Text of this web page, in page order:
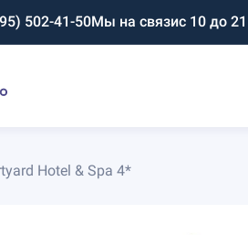
502-41-50Мы на связис 10 до 21
Hotel & Spa 4*